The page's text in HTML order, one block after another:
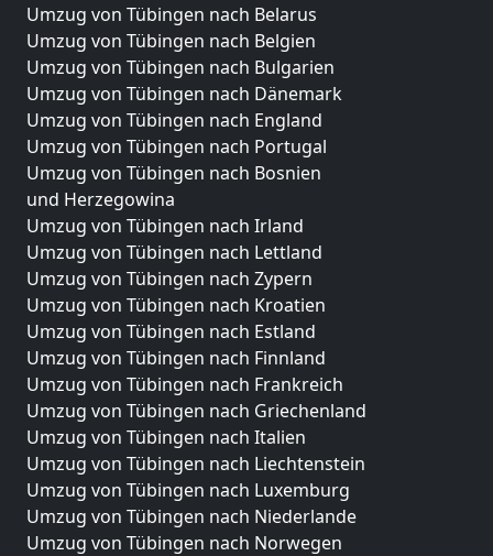
Umzug von Tübingen nach Belarus
Umzug von Tübingen nach Belgien
Umzug von Tübingen nach Bulgarien
Umzug von Tübingen nach Dänemark
Umzug von Tübingen nach England
Umzug von Tübingen nach Portugal
Umzug von Tübingen nach Bosnien
und Herzegowina
Umzug von Tübingen nach Irland
Umzug von Tübingen nach Lettland
Umzug von Tübingen nach Zypern
Umzug von Tübingen nach Kroatien
Umzug von Tübingen nach Estland
Umzug von Tübingen nach Finnland
Umzug von Tübingen nach Frankreich
Umzug von Tübingen nach Griechenland
Umzug von Tübingen nach Italien
Umzug von Tübingen nach Liechtenstein
Umzug von Tübingen nach Luxemburg
Umzug von Tübingen nach Niederlande
Umzug von Tübingen nach Norwegen